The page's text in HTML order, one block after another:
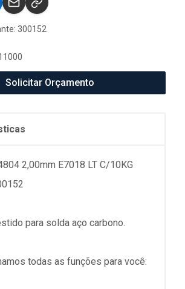
300152
Solicitar Orçamento
2,00mm E7018 LT C/10KG
para solda aço carbono.
todas as funções para você: